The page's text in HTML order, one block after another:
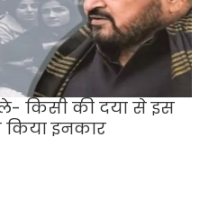
किसी की दया से इस
किया इनकार